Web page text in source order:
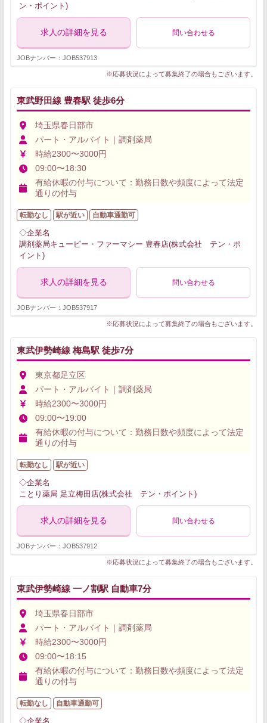
ン・ポイント)
求人の詳細を見る 問い合わせる
JOBナンバー：JOB537913
※応募状況によって募集終了の場合もございます。
東武野田線 豊春駅 徒歩6分
埼玉県春日部市
パート・アルバイト｜調剤薬局
時給2300〜3000円
09:00〜18:30
有給休暇の付与について：勤務日数や頻度によって法定
通りの付与
転勤なし 駅が近い 自動車通勤可
◇企業名
調剤薬局キューピー・ファーマシー 豊春店(株式会社 テン・ポ
イント)
求人の詳細を見る 問い合わせる
JOBナンバー：JOB537917
※応募状況によって募集終了の場合もございます。
東武伊勢崎線 梅島駅 徒歩7分
東京都足立区
パート・アルバイト｜調剤薬局
時給2300〜3000円
09:00〜19:00
有給休暇の付与について：勤務日数や頻度によって法定
通りの付与
転勤なし 駅が近い
◇企業名
ことり薬局 足立梅田店(株式会社 テン・ポイント)
求人の詳細を見る 問い合わせる
JOBナンバー：JOB537912
※応募状況によって募集終了の場合もございます。
東武伊勢崎線 一ノ割駅 自動車7分
埼玉県春日部市
パート・アルバイト｜調剤薬局
時給2300〜3000円
09:00〜18:15
有給休暇の付与について：勤務日数や頻度によって法定
通りの付与
転勤なし 自動車通勤可
◇企業名